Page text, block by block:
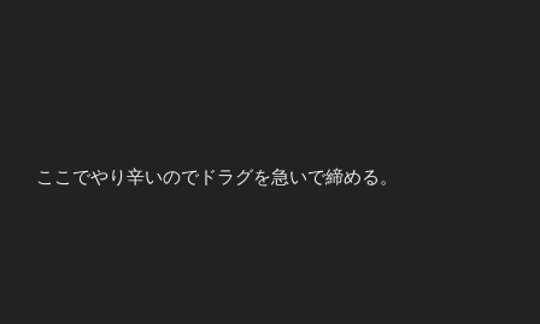
ここでやり辛いのでドラグを急いで締める。